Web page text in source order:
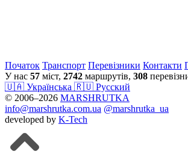
Початок Транспорт Перевiзники Контакти
У нас 57 міст, 2742 маршрутів, 308
🇺🇦 Українська 🇷🇺 Русский
© 2006–2026 MARSHRUTKA
info@marshrutka.com.ua @marshrutka_ua
developed by K-Tech